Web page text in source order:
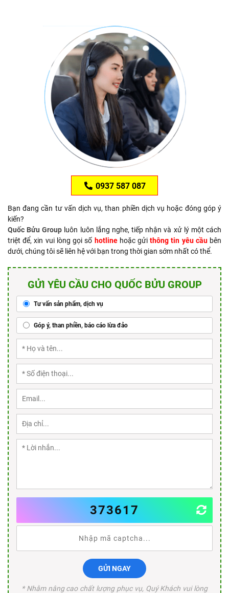
0937 587 087
Bạn đang cần tư vấn dịch vụ, than phiền dịch vụ hoặc đóng góp ý
kiến?
Quốc Bửu Group luôn luôn lắng nghe, tiếp nhận và xử lý một cách
triệt để, xin vui lòng gọi số hotlinehoặc gửithông tin yêu cầubên
dưới, chúng tôi sẽ liên hệ với bạn trong thời gian sớm nhất có thể.
GỬI YÊU CẦU CHO QUỐC BỬU GROUP
Tư vấn sản phẩm, dịch vụ
Góp ý, than phiền, báo cáo lừa đảo
373617
GỬI NGAY
* Nhằm nâng cao chất lượng phục vụ, Quý Khách vui lòng